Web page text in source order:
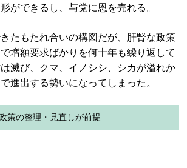
ができるし、与党に恩を売れる。
たもたれ合いの構図だが、肝腎な政策
増額要求ばかりを何十年も繰り返して
滅び、クマ、イノシシ、シカが溢れか
進出する勢いになってしまった。
策の整理・見直しが前提